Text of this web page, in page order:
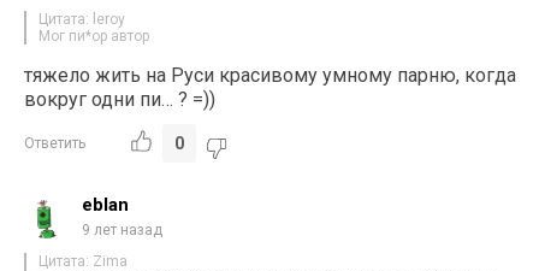
Цитата: leroy
Мог пи*ор автор
тяжело жить на Руси красивому умному парню, когда
вокруг одни пи… ? =))
Ответить 0
eblan
9 лет назад
Цитата: Zima